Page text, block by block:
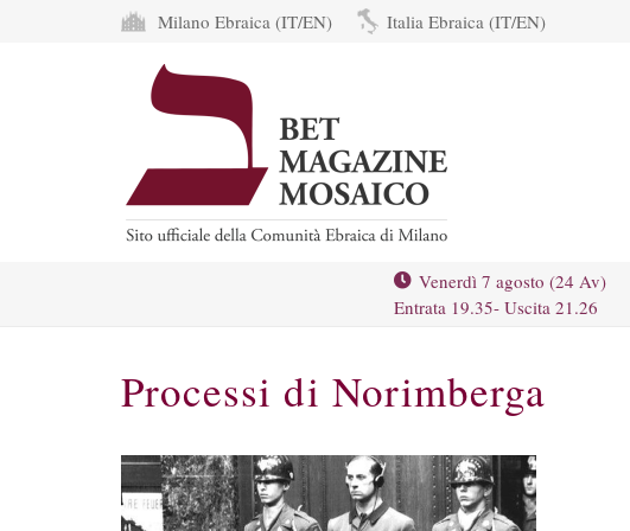
Milano Ebraica (IT/EN) Italia Ebraica (IT/EN)
Venerdì 7 agosto (24 Av)
Entrata 19.35- Uscita 21.26
Processi di Norimberga